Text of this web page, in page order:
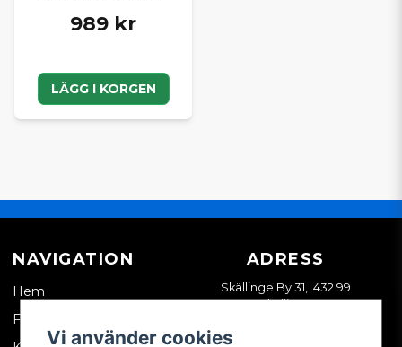
989 kr
LÄGG I KORGEN
NAVIGATION
Hem
Företagskund
ADRESS
Skällinge By 31, 432 99
Skällinge
Vi använder cookies